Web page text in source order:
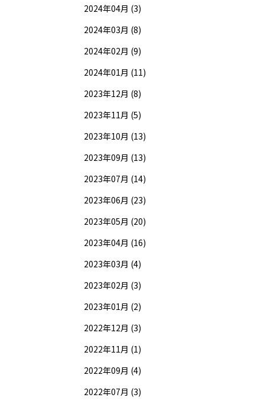
2024年04月 (3)
2024年03月 (8)
2024年02月 (9)
2024年01月 (11)
2023年12月 (8)
2023年11月 (5)
2023年10月 (13)
2023年09月 (13)
2023年07月 (14)
2023年06月 (23)
2023年05月 (20)
2023年04月 (16)
2023年03月 (4)
2023年02月 (3)
2023年01月 (2)
2022年12月 (3)
2022年11月 (1)
2022年09月 (4)
2022年07月 (3)